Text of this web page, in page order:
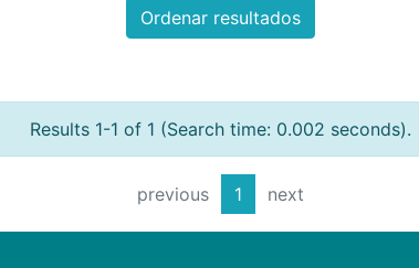
Ordenar resultados
Results 1-1 of 1 (Search time: 0.002 seconds).
previous 1 next